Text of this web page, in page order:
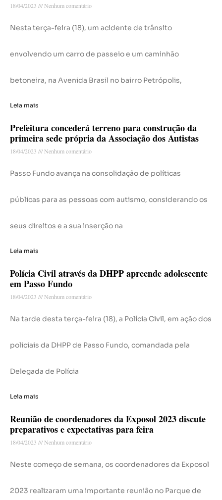
18/04/2023 Nenhum comentário
Nesta terça-feira (18), um acidente de trânsito
envolvendo um carro de passeio e um caminhão
betoneira, na Avenida Brasil no bairro Petrópolis,
Leia mais
Prefeitura concederá terreno para construção da
primeira sede própria da Associação dos Autistas
18/04/2023 Nenhum comentário
Passo Fundo avança na consolidação de políticas
públicas para as pessoas com autismo, considerando os
seus direitos e a sua inserção na
Leia mais
Polícia Civil através da DHPP apreende adolescente
em Passo Fundo
18/04/2023 Nenhum comentário
Na tarde desta terça-feira (18), a Polícia Civil, em ação dos
policiais da DHPP de Passo Fundo, comandada pela
Delegada de Polícia
Leia mais
Reunião de coordenadores da Exposol 2023 discute
preparativos e expectativas para feira
18/04/2023 Nenhum comentário
Neste começo de semana, os coordenadores da Exposol
2023 realizaram uma importante reunião no Parque de